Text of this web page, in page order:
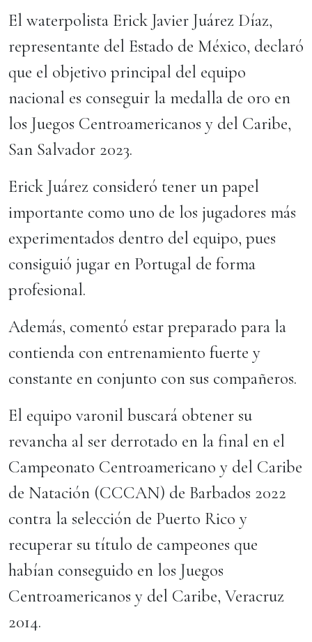
El waterpolista Erick Javier Juárez Díaz,
representante del Estado de México, declaró
que el objetivo principal del equipo
nacional es conseguir la medalla de oro en
los Juegos Centroamericanos y del Caribe,
San Salvador 2023.
Erick Juárez consideró tener un papel
importante como uno de los jugadores más
experimentados dentro del equipo, pues
consiguió jugar en Portugal de forma
profesional.
Además, comentó estar preparado para la
contienda con entrenamiento fuerte y
constante en conjunto con sus compañeros.
El equipo varonil buscará obtener su
revancha al ser derrotado en la final en el
Campeonato Centroamericano y del Caribe
de Natación (CCCAN) de Barbados 2022
contra la selección de Puerto Rico y
recuperar su título de campeones que
habían conseguido en los Juegos
Centroamericanos y del Caribe, Veracruz
2014.